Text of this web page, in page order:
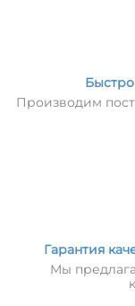
Производим
Гарантия
Мы